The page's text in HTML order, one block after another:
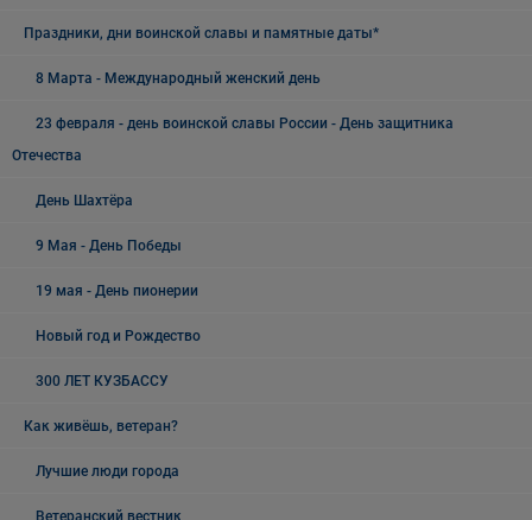
Праздники, дни воинской славы и памятные даты*
8 Марта - Международный женский день
23 февраля - день воинской славы России - День защитника
Отечества
День Шахтёра
9 Мая - День Победы
19 мая - День пионерии
Новый год и Рождество
300 ЛЕТ КУЗБАССУ
Как живёшь, ветеран?
Лучшие люди города
Ветеранский вестник